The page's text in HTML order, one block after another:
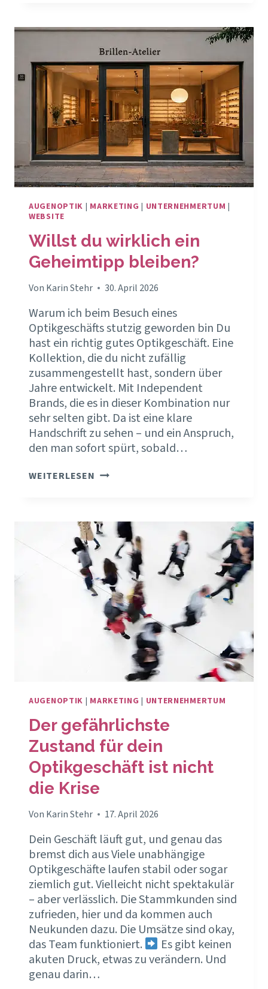
WIE
DEIN
TEAM
BERATEN
KANN
AUGENOPTIK | MARKETING | UNTERNEHMERTUM |
WEBSITE
Willst du wirklich ein
Geheimtipp bleiben?
Von Karin Stehr 30. April 2026
Warum ich beim Besuch eines
Optikgeschäfts stutzig geworden bin Du
hast ein richtig gutes Optikgeschäft. Eine
Kollektion, die du nicht zufällig
zusammengestellt hast, sondern über
Jahre entwickelt. Mit Independent
Brands, die es in dieser Kombination nur
sehr selten gibt. Da ist eine klare
Handschrift zu sehen – und ein Anspruch,
den man sofort spürt, sobald…
WEITERLESEN WILLST
GEHEIMTIPP
BLEIBEN?
AUGENOPTIK | MARKETING | UNTERNEHMERTUM
Der gefährlichste
Zustand für dein
Optikgeschäft ist nicht
die Krise
Von Karin Stehr 17. April 2026
Dein Geschäft läuft gut, und genau das
bremst dich aus Viele unabhängige
Optikgeschäfte laufen stabil oder sogar
ziemlich gut. Vielleicht nicht spektakulär
– aber verlässlich. Die Stammkunden sind
zufrieden, hier und da kommen auch
Neukunden dazu. Die Umsätze sind okay,
das Team funktioniert.
Es gibt keinen
akuten Druck, etwas zu verändern. Und
genau darin…